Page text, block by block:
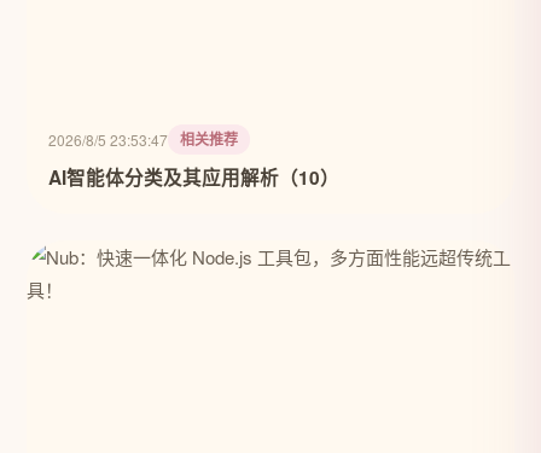
2026/8/5 23:53:47 相关推荐
AI智能体分类及其应用解析（10）